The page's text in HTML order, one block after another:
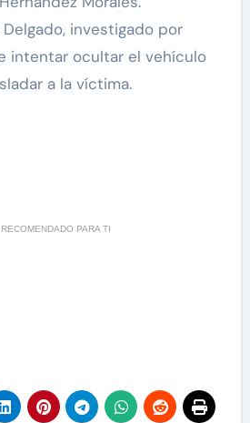
Delgado, investigado por
intentar ocultar el vehículo
a la víctima.
PARA TI